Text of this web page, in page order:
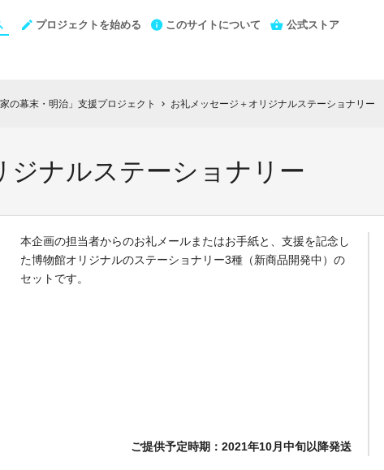
プロジェクトを始める このサイトについて 公式ストア
の幕末・明治」支援プロジェクト chevron_right お礼メッセージ＋オリジナルステーショナリー
ジナルステーショナリー
本企画の担当者からのお礼メールまたはお手紙と、支援を記念し
た博物館オリジナルのステーショナリー3種（新商品開発中）の
セットです。
ご提供予定時期：2021年10月中旬以降発送